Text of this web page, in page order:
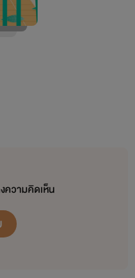
ความคิดเห็น